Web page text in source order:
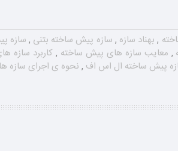
, بهناد سازه , سازه پیش ساخته بتنی ,سازه
, معایب سازه های پیش ساخته , کاربرد سازه
پیش ساخته ال اس اف , نحوه ی اجرای سازه